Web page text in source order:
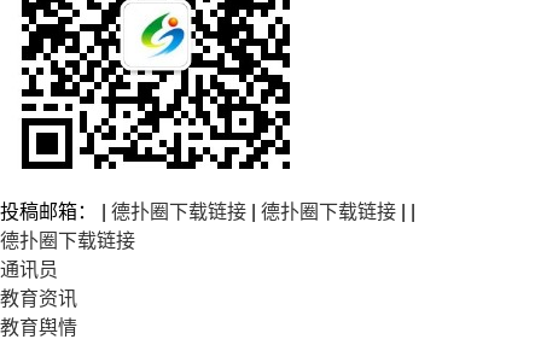
投稿邮箱： | 德扑圈下载链接 德扑圈下载链接
德扑圈下载链接
通讯员
教育资讯
教育舆情